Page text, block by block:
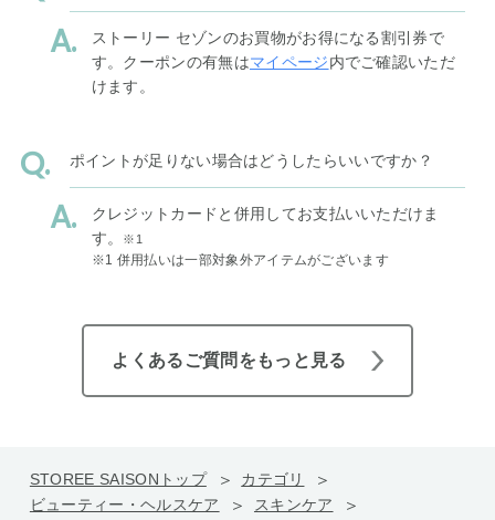
ストーリー セゾンのお買物がお得になる割引券で
す。クーポンの有無はマイページ内でご確認いただ
けます。
ポイントが足りない場合はどうしたらいいですか？
クレジットカードと併用してお支払いいただけま
す。
※1
※1 併用払いは一部対象外アイテムがございます
よくあるご質問をもっと見る
STOREE SAISONトップ
カテゴリ
ビューティー・ヘルスケア
スキンケア